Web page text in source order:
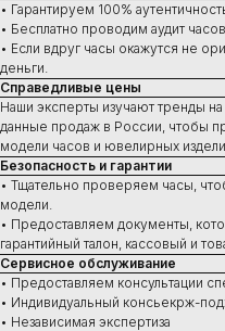
• Гарантируем 100%
• Бесплатно проводим аудит
• Если вдруг часы окажутся не
деньги.
Справедливые цены
Наши эксперты изучают тренды
данные продаж в России, чтобы
модели часов и ювелирных
Безопасность и гарантии
• Тщательно проверяем часы,
модели.
• Предоставляем документы,
гарантийный талон, кассовый и
Сервисное обслуживание
• Предоставляем консультации
• Индивидуальный консьекрж-
• Независимая экспертиза
Купить
Швейцарские часы
В наличии в Москве
Часы под заказ
Новинки
Ювелирные изделия